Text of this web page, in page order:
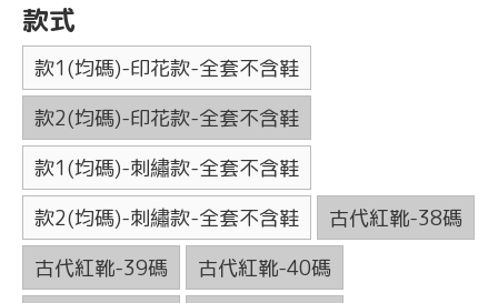
款式
款1(均碼)-印花款-全套不含鞋
款2(均碼)-印花款-全套不含鞋
款1(均碼)-刺繡款-全套不含鞋
款2(均碼)-刺繡款-全套不含鞋
古代紅靴-38碼
古代紅靴-39碼
古代紅靴-40碼